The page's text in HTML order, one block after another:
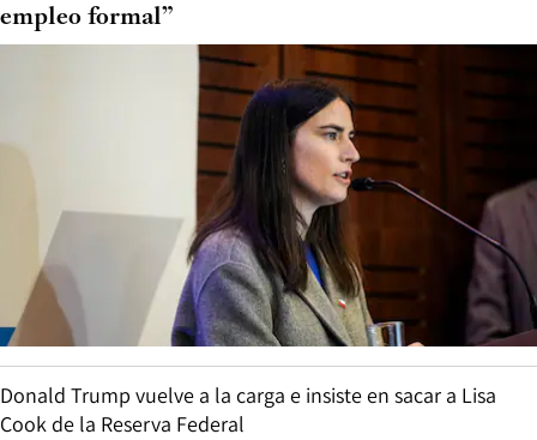
empleo formal”
Donald Trump vuelve a la carga e insiste en sacar a Lisa
Cook de la Reserva Federal